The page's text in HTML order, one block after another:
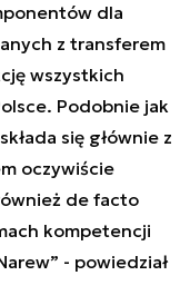
dla
z transferem
wszystkich
Podobnie jak
się głównie z
oczywiście
de facto
kompetencji
- powiedział